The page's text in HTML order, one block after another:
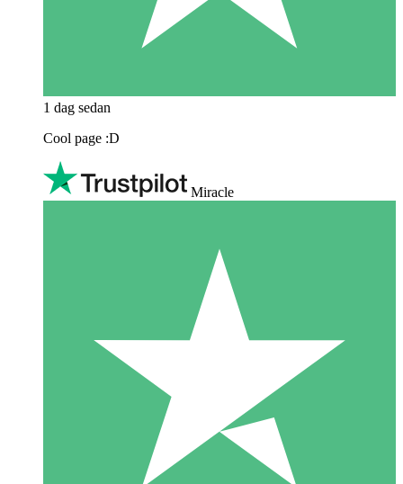
1 dag sedan
Cool page :D
Miracle